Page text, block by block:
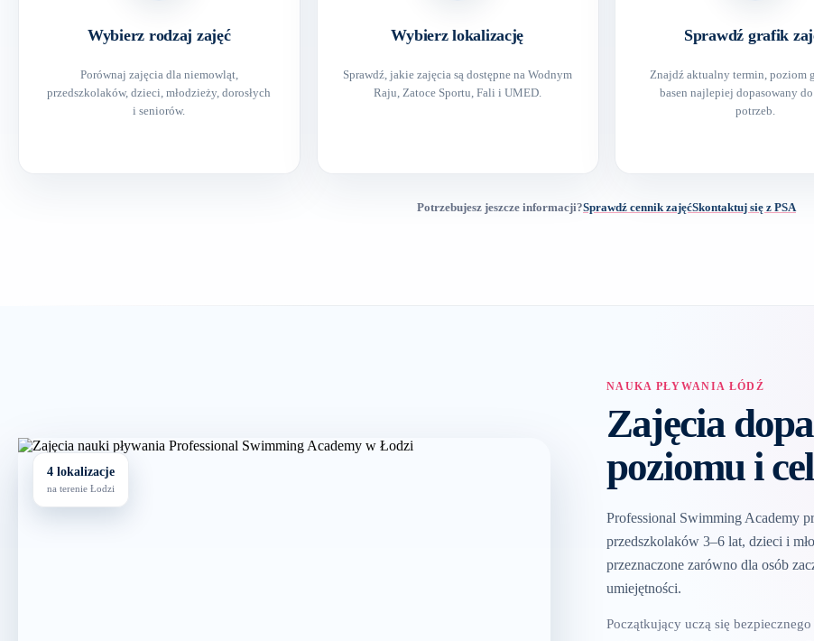
Wybierz rodzaj zajęć
Porównaj zajęcia dla niemowląt,
przedszkolaków, dzieci, młodzieży, dorosłych
i seniorów.
Wybierz lokalizację
Sprawdź, jakie zajęcia są dostępne na Wodnym
Raju, Zatoce Sportu, Fali i UMED.
Sprawdź grafik
Znajdź aktualny termin, poziom
basen najlepiej dopasowany
potrzeb.
Potrzebujesz jeszcze informacji?Sprawdź cennik zajęćSkontaktuj się z PSA
4 lokalizacje
na terenie Łodzi
NAUKA PŁYWANIA ŁÓDŹ
Zajęcia
poziomu i
Professional Swimming Academy
przedszkolaków 3–6 lat, dzieci i
przeznaczone zarówno dla osób
umiejętności.
Początkujący uczą się